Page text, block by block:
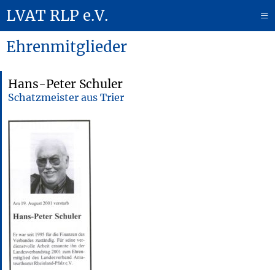
LVAT RLP e.V.
≡
Ehrenmitglieder
Hans-Peter Schuler
Schatzmeister aus Trier